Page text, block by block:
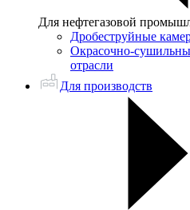
Для нефтегазовой
Дробеструйные
Окрасочно-
отрасли
Для производств